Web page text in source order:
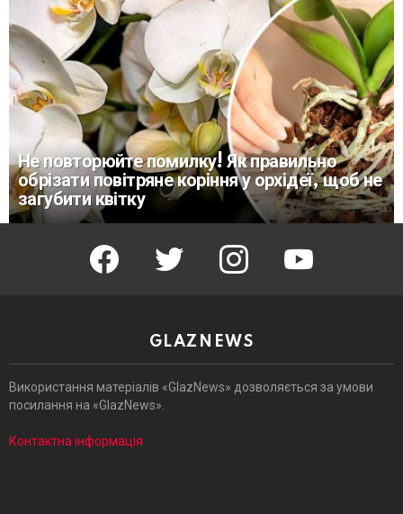
Не повторюйте помилку! Як правильно
обрізати повітряне коріння у орхідеї, щоб не
загубити квітку
facebook twitter instagram youtube
GLAZNEWS
Використання матеріалів «GlazNews» дозволяється за умови
посилання на «GlazNews».
Контактна інформація